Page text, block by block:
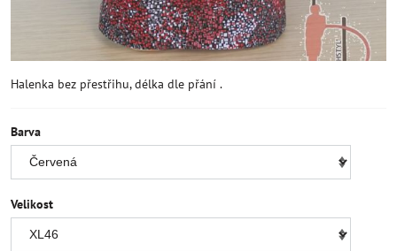
Halenka bez přestřihu, délka dle přání .
Barva
Velikost